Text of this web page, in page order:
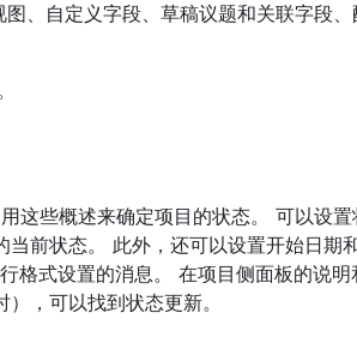
、自定义字段、草稿议题和关联字段
这些概述来确定项目的状态。 可以设置
当前状态。 此外，还可以设置开始日期
格式设置的消息。 在项目侧面板的说明
，可以找到状态更新。